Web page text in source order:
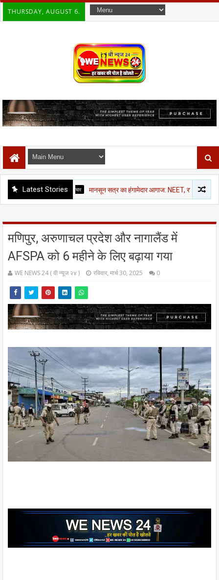
THURSDAY, AUGUST 6.
Latest Stories
राजनीती समाचार मानसून सत्र का हंगामेदार आगाज: NEET, राम मंदिर चंदा और CJP
मणिपुर, अरुणाचल प्रदेश और नागालैंड में
AFSPA को 6 महीने के लिए बढ़ाया गया
WE NEWS 24 ( वी न्यूज २४ ) रविवार, मार्च 30, 2025 0